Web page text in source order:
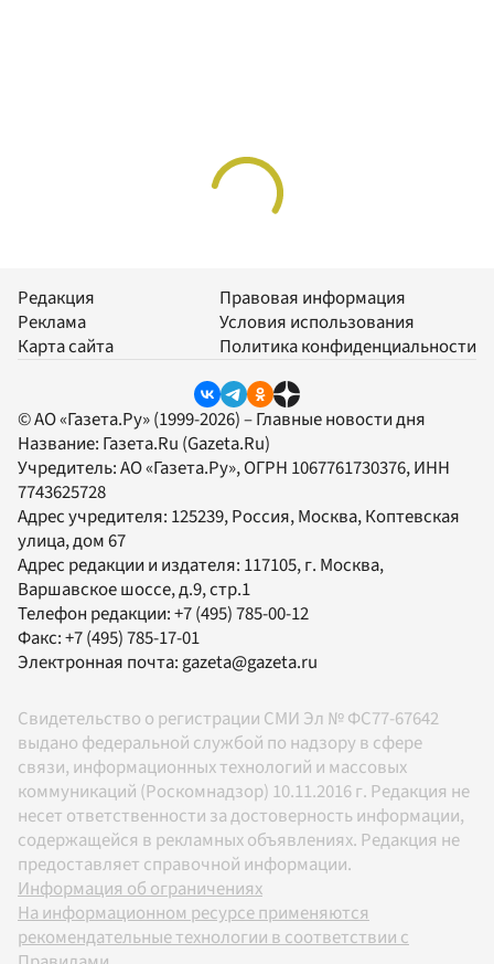
Редакция
Реклама
Карта сайта
Правовая информация
Условия использования
Политика конфиденциальности
© АО «Газета.Ру» (1999-2026) – Главные новости дня
Название: Газета.Ru (Gazeta.Ru)
Учредитель:АО «Газета.Ру», ОГРН 1067761730376, ИНН
7743625728
Адрес учредителя: 125239, Россия, Москва, Коптевская
улица, дом 67
Адрес редакции и издателя: 117105, г. Москва,
Варшавское шоссе, д.9, стр.1
Телефон редакции:+7 (495) 785-00-12
Факс:+7 (495) 785-17-01
Электронная почта:gazeta@gazeta.ru
Свидетельство о регистрации СМИ Эл № ФС77-67642
выдано федеральной службой по надзору в сфере
связи, информационных технологий и массовых
коммуникаций (Роскомнадзор) 10.11.2016 г. Редакция не
несет ответственности за достоверность информации,
содержащейся в рекламных объявлениях. Редакция не
предоставляет справочной информации.
Информация об ограничениях
На информационном ресурсе применяются
рекомендательные технологии в соответствии с